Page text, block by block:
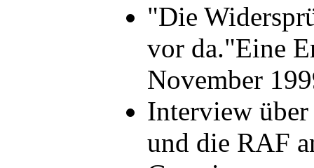
"Die
vor da."Eine
November
Interview über
und die RAF